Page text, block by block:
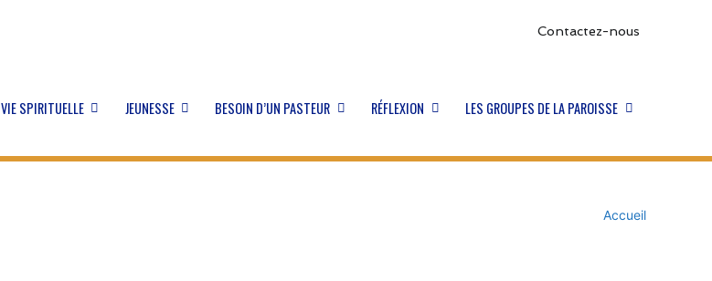
Contactez-nous
VIE SPIRITUELLE JEUNESSE BESOIN D’UN PASTEUR RÉFLEXION LES GROUPES DE LA PAROISSE
Accueil